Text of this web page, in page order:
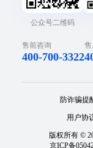
公众号二维码
售前咨询
400-700-3322
售
防诈骗提
用户协
版权所有 ©
京ICP备